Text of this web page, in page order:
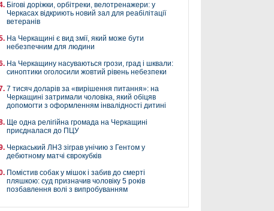
Бігові доріжки, орбітреки, велотренажери: у
Черкасах відкриють новий зал для реабілітації
ветеранів
На Черкащині є вид змії, який може бути
небезпечним для людини
На Черкащину насуваються грози, град і шквали:
синоптики оголосили жовтий рівень небезпеки
7 тисяч доларів за «вирішення питання»: на
Черкащині затримали чоловіка, який обіцяв
допомогти з оформленням інвалідності дитині
Ще одна релігійна громада на Черкащині
приєдналася до ПЦУ
Черкаський ЛНЗ зіграв унічию з Гентом у
дебютному матчі єврокубків
Помістив собак у мішок і забив до смерті
пляшкою: суд призначив чоловіку 5 років
позбавлення волі з випробуванням